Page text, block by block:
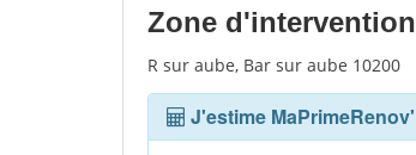
Zone d'intervention
R sur aube, Bar sur aube 10200